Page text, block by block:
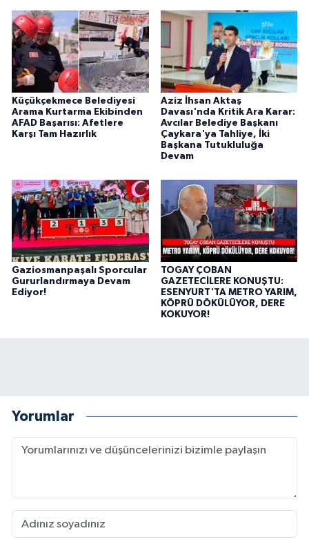
Küçükçekmece Belediyesi
Arama Kurtarma Ekibinden
AFAD Başarısı: Afetlere
Karşı Tam Hazırlık
Aziz İhsan Aktaş
Davası'nda Kritik Ara Karar:
Avcılar Belediye Başkanı
Çaykara'ya Tahliye, İki
Başkana Tutukluluğa
Devam
Gaziosmanpaşalı Sporcular
Gururlandırmaya Devam
Ediyor!
TOGAY ÇOBAN
GAZETECİLERE KONUŞTU:
ESENYURT'TA METRO YARIM,
KÖPRÜ DÖKÜLÜYOR, DERE
KOKUYOR!
Yorumlar